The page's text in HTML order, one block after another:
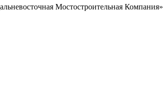
Мостостроительная Компания»